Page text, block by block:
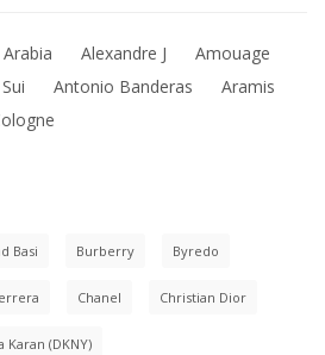
Alexandre J
Amouage
Antonio Banderas
Aramis
Basi Burberry Byredo
Chanel Christian Dior
Karan (DKNY)